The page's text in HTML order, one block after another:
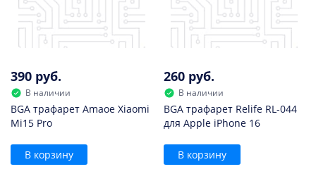
390 руб.
В наличии
BGA трафарет Amaoe Xiaomi
Mi15 Pro
В корзину
260 руб.
В наличии
BGA трафарет Relife RL-044
для Apple iPhone 16
В корзину